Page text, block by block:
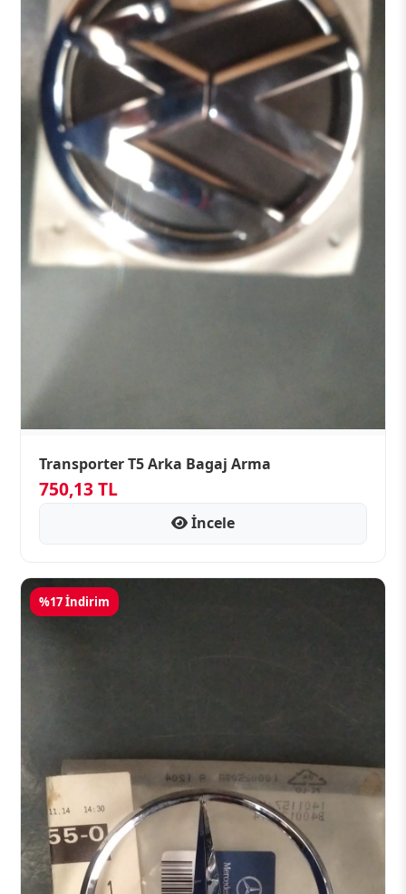
Transporter T5 Arka Bagaj Arma
750,13 TL
İncele
%17 İndirim